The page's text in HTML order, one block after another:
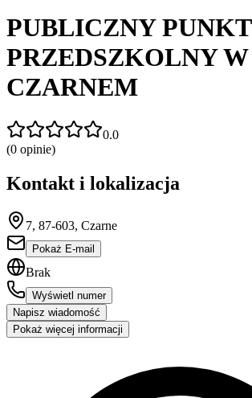
PUBLICZNY PUNKT
PRZEDSZKOLNY W
CZARNEM
0.0
(0 opinie)
Kontakt i lokalizacja
7, 87-603, Czarne
Pokaż E-mail
Brak
Wyświetl numer
Napisz wiadomość
Pokaż więcej informacji